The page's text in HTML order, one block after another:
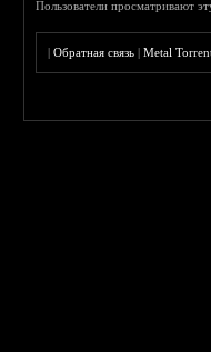
Пользователи просматривают
|Обратная связь |Metal